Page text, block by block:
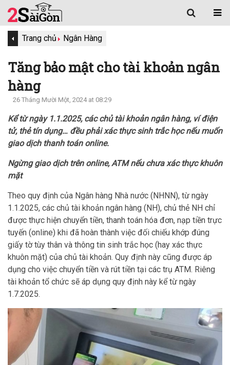
Trang chủ Ngân Hàng
Tăng bảo mật cho tài khoản ngân
hàng
26 Tháng Mười Một, 2024 at 08:29
Kể từ ngày 1.1.2025, các chủ tài khoản ngân hàng, ví điện
tử, thẻ tín dụng… đều phải xác thực sinh trắc học nếu muốn
giao dịch thanh toán online.
Ngừng giao dịch trên online, ATM nếu chưa xác thực khuôn
mặt
Theo quy định của Ngân hàng Nhà nước (NHNN), từ ngày
1.1.2025, các chủ tài khoản ngân hàng (NH), chủ thẻ NH chỉ
được thực hiện chuyển tiền, thanh toán hóa đơn, nạp tiền trực
tuyến (online) khi đã hoàn thành việc đối chiếu khớp đúng
giấy tờ tùy thân và thông tin sinh trắc học (hay xác thực
khuôn mặt) của chủ tài khoản. Quy định này cũng được áp
dụng cho việc chuyển tiền và rút tiền tại các trụ ATM. Riêng
tài khoản tổ chức sẽ áp dụng quy định này kể từ ngày
1.7.2025.